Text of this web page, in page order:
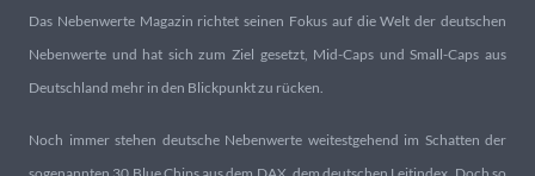
Das Nebenwerte Magazin richtet seinen Fokus auf die Welt der deutschen
Nebenwerte und hat sich zum Ziel gesetzt, Mid-Caps und Small-Caps aus
Deutschland mehr in den Blickpunkt zu rücken.
Noch immer stehen deutsche Nebenwerte weitestgehend im Schatten der